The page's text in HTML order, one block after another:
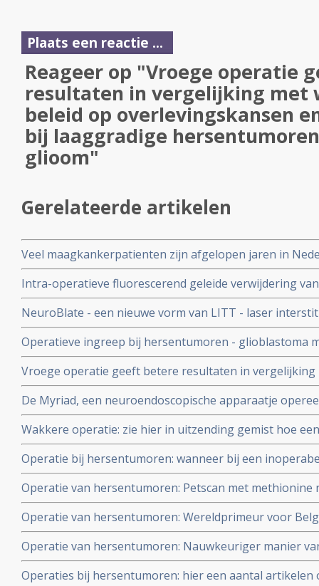
Plaats een reactie ...
Reageer op "Vroege operatie
resultaten in vergelijking met
beleid op overlevingskansen
bij laaggradige
glioom"
Gerelateerde artikelen
Veel maagkankerpatienten zijn afgelopen jaren in
behandeling ontnomen door weigering van operatieve
Intra-operatieve fluorescerend geleide verwijdering
- glioma blastoma waarbij 5-aminolevulinic acid wordt
resultaten dan met conventionele geleide operatie
NeuroBlate - een nieuwe vorm van LITT - laser
veilige en succesvolle operatie techniek voor
Operatieve ingreep bij hersentumoren - glioblastoma
fluorescerentie en MRI geleiding - geeft verdubbeling
mediane langere overleving
Vroege operatie geeft betere resultaten in vergelijking
overlevingskansen en overlevingstijd bij laaggradige
glioom
De Myriad, een neuroendoscopische apparaatje
hersentumoren en kan ook tumorweefsel weghalen
Wakkere operatie: zie hier in uitzending gemist hoe
hersentumor verloopt.
Operatie bij hersentumoren: wanneer bij een
Multiforme) toch een groot gedeelte (75% of meer)
voor langere levensduur, echter niet voor genezing.
Operatie van hersentumoren: Petscan met methionine
nauwkeuriger grenzen aan van operatieve ingreep bij
met als resultaat beduidend beter en nauwkeuriger -
Operatie van hersentumoren: Wereldprimeur voor
van extra miscroscoop tijdens operatie van
hoe operatie verloopt.
Operatie van hersentumoren: Nauwkeuriger manier
hersentumoren in Academisch Ziekenhuis Maastricht
scanner tijdens operatie.
Operaties bij hersentumoren: hier een aantal